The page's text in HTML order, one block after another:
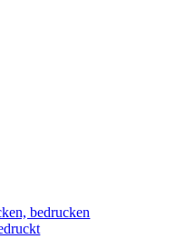
bedrucken